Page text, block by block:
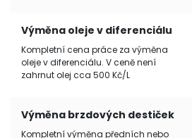
Výměna oleje v diferenciálu
Kompletní cena práce za výměna
oleje v diferenciálu. V ceně není
zahrnut olej cca 500 Kč/L
Výměna brzdových destiček
Kompletní výměna předních nebo